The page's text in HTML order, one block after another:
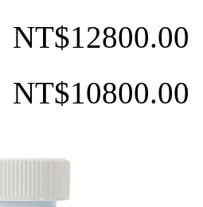
NT$12800.00
NT$10800.00